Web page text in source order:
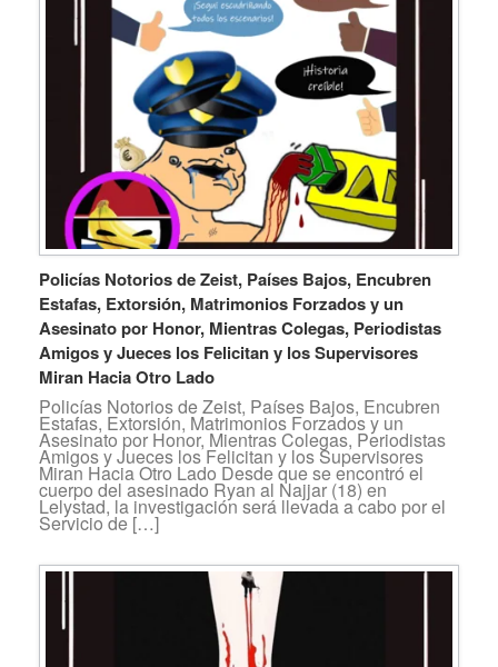
Policías Notorios de Zeist, Países Bajos, Encubren
Estafas, Extorsión, Matrimonios Forzados y un
Asesinato por Honor, Mientras Colegas, Periodistas
Amigos y Jueces los Felicitan y los Supervisores
Miran Hacia Otro Lado
Policías Notorios de Zeist, Países Bajos, Encubren
Estafas, Extorsión, Matrimonios Forzados y un
Asesinato por Honor, Mientras Colegas, Periodistas
Amigos y Jueces los Felicitan y los Supervisores
Miran Hacia Otro Lado Desde que se encontró el
cuerpo del asesinado Ryan al Najjar (18) en
Lelystad, la investigación será llevada a cabo por el
Servicio de […]